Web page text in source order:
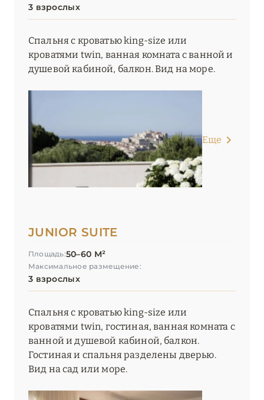
3 взрослых
Спальня с кроватью king-size или
кроватями twin, ванная комната с ванной и
душевой кабиной, балкон. Вид на море.
Еще
JUNIOR SUITE
Площадь:50–60 М²
Максимальное размещение:
3 взрослых
Спальня с кроватью king-size или
кроватями twin, гостиная, ванная комната с
ванной и душевой кабиной, балкон.
Гостиная и спальня разделены дверью.
Вид на сад или море.